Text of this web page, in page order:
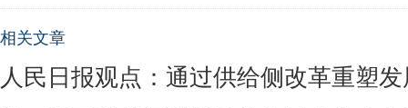
相关文章
人民日报观点：通过供给侧改革重塑